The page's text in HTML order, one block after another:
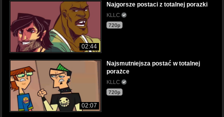
02:44
Najgorsze postaci z totalnej porazki
KLLC
720p
02:07
Najsmutniejsza postać w totalnej
porażce
KLLC
720p